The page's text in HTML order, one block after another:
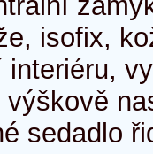
isofix,
sedadlo